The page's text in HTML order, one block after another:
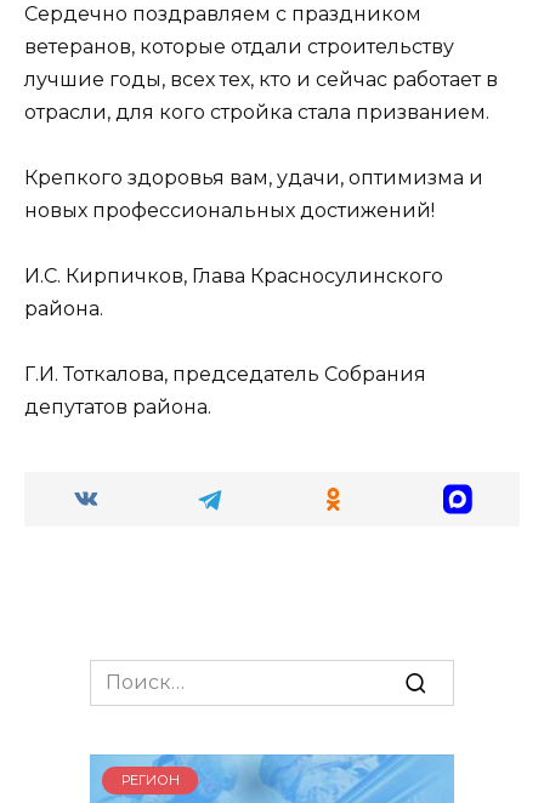
Сердечно поздравляем с праздником
ветеранов, которые отдали строительству
лучшие годы, всех тех, кто и сейчас работает в
отрасли, для кого стройка стала призванием.
Крепкого здоровья вам, удачи, оптимизма и
новых профессиональных достижений!
И.С. Кирпичков, Глава Красносулинского
района.
Г.И. Тоткалова, председатель Собрания
депутатов района.
Search
for:
РЕГИОН